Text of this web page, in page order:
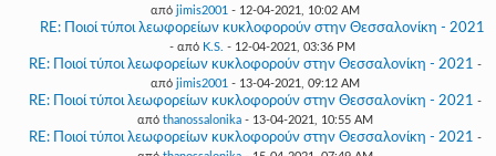
από jimis2001 - 12-04-2021, 10:02 AM
RE: Ποιοί τύποι λεωφορείων κυκλοφορούν στην Θεσσαλονίκη - 2021
- από K.S. - 12-04-2021, 03:36 PM
RE: Ποιοί τύποι λεωφορείων κυκλοφορούν στην Θεσσαλονίκη - 2021 -
από jimis2001 - 13-04-2021, 09:12 AM
RE: Ποιοί τύποι λεωφορείων κυκλοφορούν στην Θεσσαλονίκη - 2021 -
από thanossalonika - 13-04-2021, 10:55 AM
RE: Ποιοί τύποι λεωφορείων κυκλοφορούν στην Θεσσαλονίκη - 2021 -